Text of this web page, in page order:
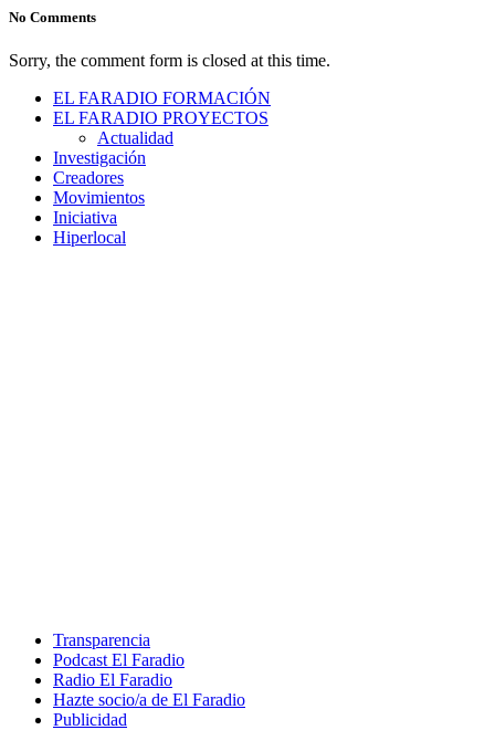
No Comments
Sorry, the comment form is closed at this time.
EL FARADIO FORMACIÓN
EL FARADIO PROYECTOS
Actualidad
Investigación
Creadores
Movimientos
Iniciativa
Hiperlocal
Transparencia
Podcast El Faradio
Radio El Faradio
Hazte socio/a de El Faradio
Publicidad